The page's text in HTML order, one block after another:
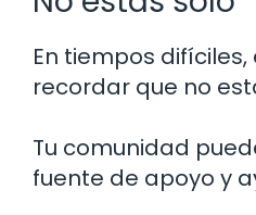
En tiempos
recordar que no
Tu comunidad
fuente de apoyo y